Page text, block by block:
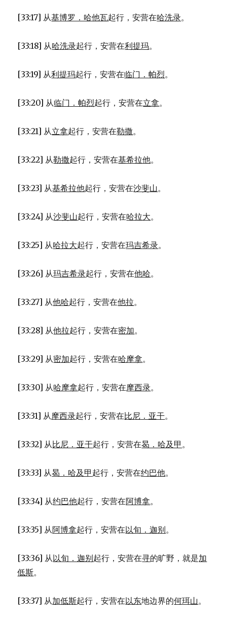
[33:17] 从基博罗．哈他瓦起行，安营在哈洗录。
[33:18] 从哈洗录起行，安营在利提玛。
[33:19] 从利提玛起行，安营在临门．帕烈。
[33:20] 从临门．帕烈起行，安营在立拿。
[33:21] 从立拿起行，安营在勒撒。
[33:22] 从勒撒起行，安营在基希拉他。
[33:23] 从基希拉他起行，安营在沙斐山。
[33:24] 从沙斐山起行，安营在哈拉大。
[33:25] 从哈拉大起行，安营在玛吉希录。
[33:26] 从玛吉希录起行，安营在他哈。
[33:27] 从他哈起行，安营在他拉。
[33:28] 从他拉起行，安营在密加。
[33:29] 从密加起行，安营在哈摩拿。
[33:30] 从哈摩拿起行，安营在摩西录。
[33:31] 从摩西录起行，安营在比尼．亚干。
[33:32] 从比尼．亚干起行，安营在曷．哈及甲 。
[33:33] 从曷．哈及甲 起行，安营在约巴他。
[33:34] 从约巴他起行，安营在阿博拿。
[33:35] 从阿博拿起行，安营在以旬．迦别。
[33:36] 从以旬．迦别起行，安营在寻的旷野，就是加
低斯。
[33:37] 从加低斯起行，安营在以东地边界的何珥山。